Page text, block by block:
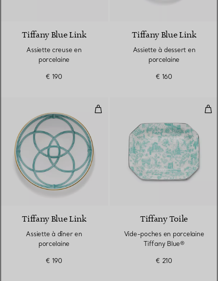
Tiffany Blue Link
Assiette creuse en
porcelaine
€ 190
Tiffany Blue Link
Assiette à dessert en
porcelaine
€ 160
Assiette à dîner en porcelaine
Tiffany Blue Link
Assiette à dîner en
porcelaine
€ 190
Tiffany Toile
Vide-poches en porcelaine
Tiffany Blue®
€ 210